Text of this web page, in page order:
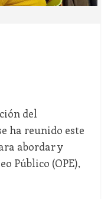
del
ha reunido este
abordar y
Público (OPE),